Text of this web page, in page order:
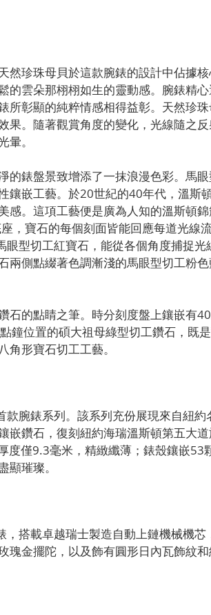
然珍珠母貝於這款腕錶的設計中佔據
的雲朵那栩栩如生的靈動感。腕錶精
所彰顯的純粹情感相得益彰。天然珍
果。隨著觀賞角度的變化，光線隨之
。
的錶盤景致增添了一抹浪漫色彩。馬
鑲嵌工藝。於20世紀的40年代，溫斯
感。這項工藝便是廣為人知的溫斯頓
，寶石的每個刻面皆能回應每道光線
型切工紅寶石，能從各個角度捕捉
兩側點綴著色調漸淺的馬眼型切工粉
石的點睛之筆。時分刻度盤上鑲嵌有
鐘位置的碩大祖母綠型切工鑽石，既
形寶石切工工藝。
腕錶系列。該系列充份展現來自紐約
嵌鑽石，復刻紐約海瑞溫斯頓第五大
度僅9.3毫米，精緻纖薄；錶殼鑲嵌53
璀璨。
搭載卓越瑞士製造自動上鏈機械機
瑰金擺陀，以及飾有圓形日內瓦飾紋